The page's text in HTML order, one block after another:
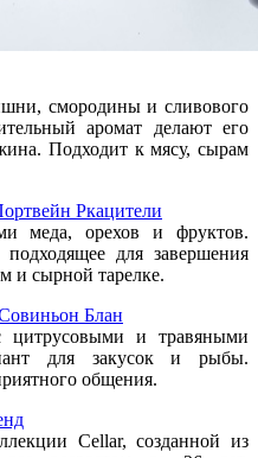
смородины и сливового
аромат делают его
Подходит к мясу, сырам
Ркацители
меда, орехов и фруктов.
для завершения
и сырной тарелке.
Блан
и травяными
для закусок и рыбы.
общения.
Cellar, созданной из